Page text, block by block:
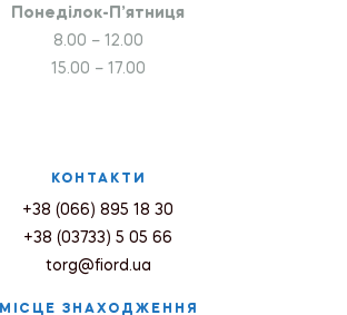
Понеділок-П’ятниця
8.00 – 12.00
15.00 – 17.00
КОНТАКТИ
+38 (066) 895 18 30
+38 (03733) 5 05 66
torg@fiord.ua
МІСЦЕ ЗНАХОДЖЕННЯ